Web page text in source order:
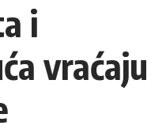
i
vraćaju